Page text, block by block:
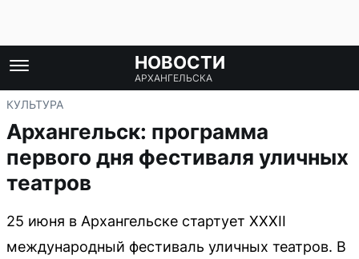
НОВОСТИ
АРХАНГЕЛЬСКА
КУЛЬТУРА
Архангельск: программа
первого дня фестиваля уличных
театров
25 июня в Архангельске стартует XXXII
международный фестиваль уличных театров. В